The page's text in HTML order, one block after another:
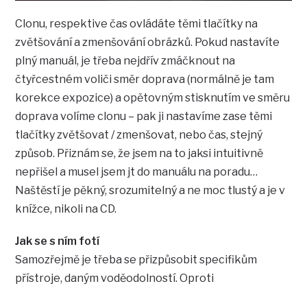
Clonu, respektive čas ovládáte těmi tlačítky na
zvětšování a zmenšování obrázků. Pokud nastavíte
plný manuál, je třeba nejdřív zmáčknout na
čtyřcestném voliči směr doprava (normálně je tam
korekce expozice) a opětovným stisknutím ve směru
doprava volíme clonu – pak ji nastavíme zase těmi
tlačítky zvětšovat / zmenšovat, nebo čas, stejný
způsob. Přiznám se, že jsem na to jaksi intuitivně
nepřišel a musel jsem jt do manuálu na poradu…
Naštěstí je pěkný, srozumitelný a ne moc tlustý a je v
knížce, nikoli na CD.
Jak se s ním fotí
Samozřejmě je třeba se přizpůsobit specifikům
přístroje, daným voděodolností. Oproti